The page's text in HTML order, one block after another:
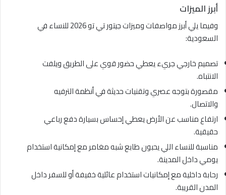
أبرز الميزات
وفيما يلي أبرز مواصفات وميزات جيتور تي تو 2026 للنساء في
السعودية:
تصميم خارجي جريء يعطي حضور قوي على الطريق ويلفت
الانتباه.
مقصورة بتوجه عصري وتقنيات حديثة في أنظمة الترفيه
والاتصال.
ارتفاع مناسب عن الأرض يعطي إحساس بسيارة دفع رباعي
حقيقية.
مناسبة للنساء اللي يحبون طابع شبه مغامر مع إمكانية استخدام
يومي داخل المدينة.
رحابة داخلية مع إمكانيات استخدام عائلية خفيفة أو للسفر داخل
المدن القريبة.